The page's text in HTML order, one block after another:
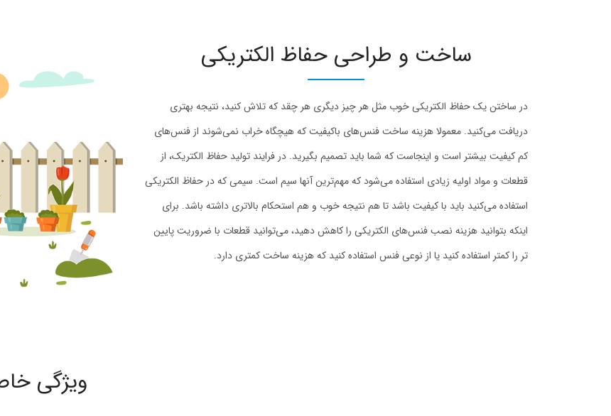
ساخت و طراحی حفاظ الکتریکی
در ساختن یک حفاظ الکتریکی خوب مثل هر چیز دیگری هر چقد که تلاش کنید، نتیجه بهتری
دریافت می‌کنید. معمولا هزینه ساخت فنس‌های باکیفیت که هیچگاه خراب نمی‌شوند از فنس‌های
کم کیفیت بیشتر است و اینجاست که شما باید تصمیم بگیرید. در فرایند تولید حفاظ الکتریک، از
قطعات و مواد اولیه زیادی استفاده می‌شود که مهم‌ترین آنها سیم است. سیمی که در حفاظ الکتریکی
استفاده می‌کنید باید با کیفیت باشد تا هم نتیجه خوب و هم استحکام بالاتری داشته باشد. برای
اینکه بتوانید هزینه نصب فنس‌های الکتریکی را کاهش دهید، می‌توانید قطعات با ضروریت پایین
تر را کمتر استفاده کنید یا از نوعی فنس استفاده کنید که هزینه ساخت کمتری دارد.
ویژگی